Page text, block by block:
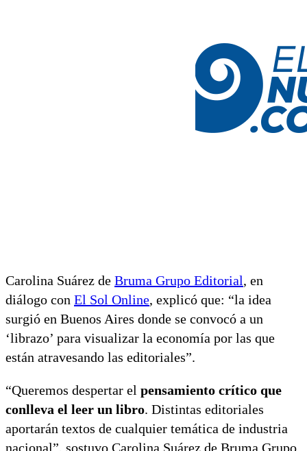
Carolina Suárez de Bruma Grupo Editorial, en
diálogo con El Sol Online, explicó que: “la idea
surgió en Buenos Aires donde se convocó a un
‘librazo’ para visualizar la economía por las que
están atravesando las editoriales”.
“Queremos despertar el pensamiento crítico que
conlleva el leer un libro. Distintas editoriales
aportarán textos de cualquier temática de industria
nacional”, sostuvo Carolina Suárez de Bruma Grupo